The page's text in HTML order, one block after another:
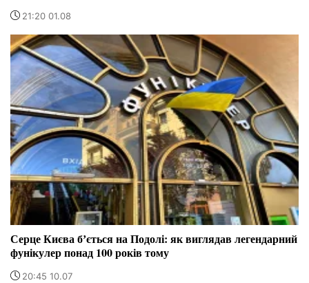
21:20 01.08
Серце Києва бʼється на Подолі: як виглядав легендарний
фунікулер понад 100 років тому
20:45 10.07